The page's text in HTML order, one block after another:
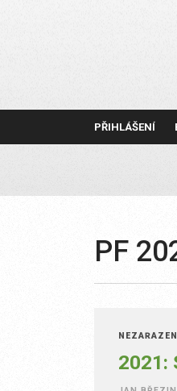
PŘIHLÁŠENÍ
PF
2021: